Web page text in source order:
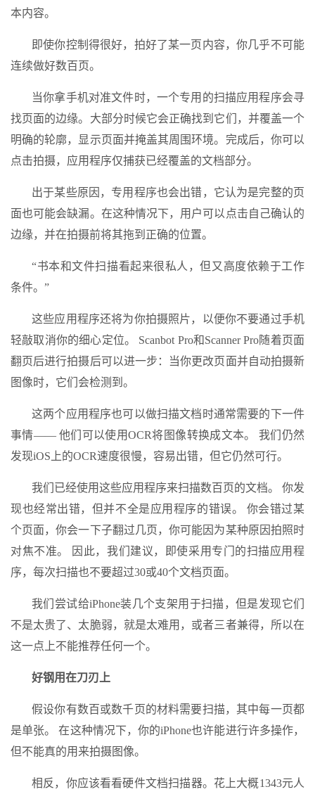
本内容。
即使你控制得很好，拍好了某一页内容，你几乎不可能
连续做好数百页。
当你拿手机对准文件时，一个专用的扫描应用程序会寻
找页面的边缘。大部分时候它会正确找到它们，并覆盖一个
明确的轮廓，显示页面并掩盖其周围环境。完成后，你可以
点击拍摄，应用程序仅捕获已经覆盖的文档部分。
出于某些原因，专用程序也会出错，它认为是完整的页
面也可能会缺漏。在这种情况下，用户可以点击自己确认的
边缘，并在拍摄前将其拖到正确的位置。
“书本和文件扫描看起来很私人，但又高度依赖于工作
条件。”
这些应用程序还将为你拍摄照片，以便你不要通过手机
轻敲取消你的细心定位。 Scanbot Pro和Scanner Pro随着页面
翻页后进行拍摄后可以进一步：当你更改页面并自动拍摄新
图像时，它们会检测到。
这两个应用程序也可以做扫描文档时通常需要的下一件
事情—— 他们可以使用OCR将图像转换成文本。 我们仍然
发现iOS上的OCR速度很慢，容易出错，但它仍然可行。
我们已经使用这些应用程序来扫描数百页的文档。 你发
现也经常出错，但并不全是应用程序的错误。 你会错过某
个页面，你会一下子翻过几页，你可能因为某种原因拍照时
对焦不准。 因此，我们建议，即使采用专门的扫描应用程
序，每次扫描也不要超过30或40个文档页面。
我们尝试给iPhone装几个支架用于扫描，但是发现它们
不是太贵了、太脆弱，就是太难用，或者三者兼得，所以在
这一点上不能推荐任何一个。
好钢用在刀刃上
假设你有数百或数千页的材料需要扫描，其中每一页都
是单张。 在这种情况下，你的iPhone也许能进行许多操作，
但不能真的用来拍摄图像。
相反，你应该看看硬件文档扫描器。花上大概1343元人